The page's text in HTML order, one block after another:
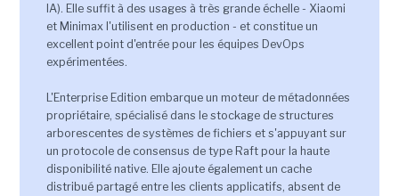
IA). Elle suffit à des usages à très grande échelle - Xiaomi
et Minimax l'utilisent en production - et constitue un
excellent point d'entrée pour les équipes DevOps
expérimentées.
L'Enterprise Edition embarque un moteur de métadonnées
propriétaire, spécialisé dans le stockage de structures
arborescentes de systèmes de fichiers et s'appuyant sur
un protocole de consensus de type Raft pour la haute
disponibilité native. Elle ajoute également un cache
distribué partagé entre les clients applicatifs, absent de